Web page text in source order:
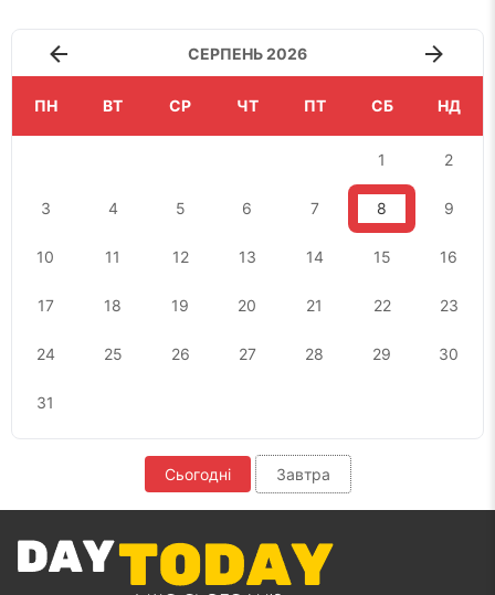
СЕРПЕНЬ 2026
ПН ВТ СР ЧТ ПТ СБ НД
1 2
3 4 5 6 7 8 9
10 11 12 13 14 15 16
17 18 19 20 21 22 23
24 25 26 27 28 29 30
31
Сьогодні Завтра